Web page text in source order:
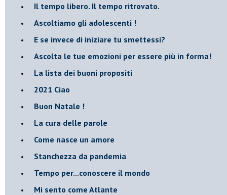
​Il tempo libero. Il tempo ritrovato.
Ascoltiamo gli adolescenti !
​E se invece di iniziare tu smettessi?
​Ascolta le tue emozioni per essere più in forma!
​La lista dei buoni propositi
2021 Ciao
Buon Natale !
​La cura delle parole
​Come nasce un amore
Stanchezza da pandemia
​Tempo per...conoscere il mondo
​Mi sento come Atlante